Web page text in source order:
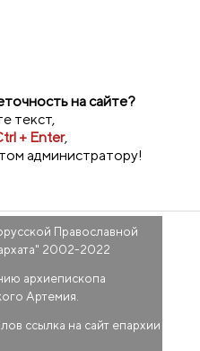
на сайте?
текст,
+ Enter,
администратору!
Православной
" 2002-2022
архиепископа
Артемия.
ссылка на сайт епархии